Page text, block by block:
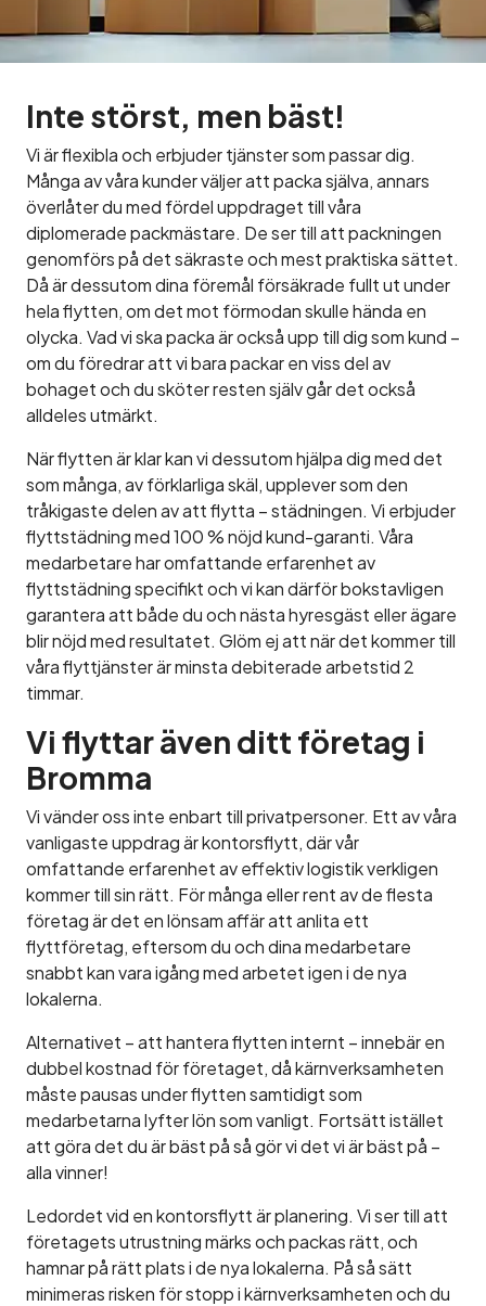
Inte störst, men bäst!
Vi är flexibla och erbjuder tjänster som passar dig.
Många av våra kunder väljer att packa själva, annars
överlåter du med fördel uppdraget till våra
diplomerade packmästare. De ser till att packningen
genomförs på det säkraste och mest praktiska sättet.
Då är dessutom dina föremål försäkrade fullt ut under
hela flytten, om det mot förmodan skulle hända en
olycka. Vad vi ska packa är också upp till dig som kund –
om du föredrar att vi bara packar en viss del av
bohaget och du sköter resten själv går det också
alldeles utmärkt.
När flytten är klar kan vi dessutom hjälpa dig med det
som många, av förklarliga skäl, upplever som den
tråkigaste delen av att flytta – städningen. Vi erbjuder
flyttstädning med 100 % nöjd kund-garanti. Våra
medarbetare har omfattande erfarenhet av
flyttstädning specifikt och vi kan därför bokstavligen
garantera att både du och nästa hyresgäst eller ägare
blir nöjd med resultatet. Glöm ej att när det kommer till
våra flyttjänster är minsta debiterade arbetstid 2
timmar.
Vi flyttar även ditt företag i
Bromma
Vi vänder oss inte enbart till privatpersoner. Ett av våra
vanligaste uppdrag är kontorsflytt, där vår
omfattande erfarenhet av effektiv logistik verkligen
kommer till sin rätt. För många eller rent av de flesta
företag är det en lönsam affär att anlita ett
flyttföretag, eftersom du och dina medarbetare
snabbt kan vara igång med arbetet igen i de nya
lokalerna.
Alternativet – att hantera flytten internt – innebär en
dubbel kostnad för företaget, då kärnverksamheten
måste pausas under flytten samtidigt som
medarbetarna lyfter lön som vanligt. Fortsätt istället
att göra det du är bäst på så gör vi det vi är bäst på –
alla vinner!
Ledordet vid en kontorsflytt är planering. Vi ser till att
företagets utrustning märks och packas rätt, och
hamnar på rätt plats i de nya lokalerna. På så sätt
minimeras risken för stopp i kärnverksamheten och du